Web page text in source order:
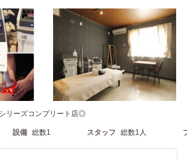
リーズコンプリート店◎
設備 総数1 スタッフ 総数1人